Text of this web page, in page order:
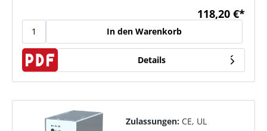
118,20 €*
In den Warenkorb
Details
Zulassungen: CE, UL